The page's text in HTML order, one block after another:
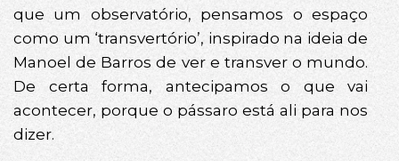
que um observatório, pensamos o espaço
como um ‘transvertório’, inspirado na ideia de
Manoel de Barros de ver e transver o mundo.
De certa forma, antecipamos o que vai
acontecer, porque o pássaro está ali para nos
dizer.